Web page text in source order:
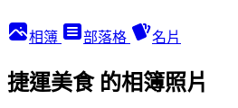
相簿 部落格 名片
捷運美食 的相簿照片